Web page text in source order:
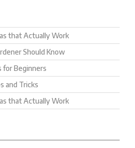
that Actually Work
Should Know
for Beginners
and Tricks
that Actually Work